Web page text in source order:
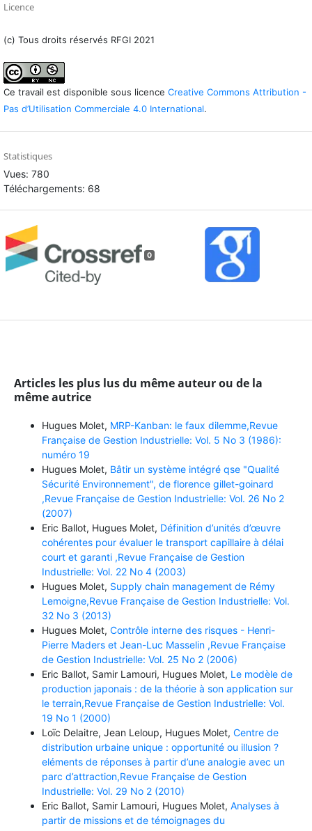
Licence
(c) Tous droits réservés RFGI 2021
Ce travail est disponible sous licence Creative Commons Attribution -
Pas d’Utilisation Commerciale 4.0 International.
Statistiques
Vues: 780
Téléchargements: 68
0
Articles les plus lus du même auteur ou de la
même autrice
Hugues Molet, MRP-Kanban: le faux dilemme,Revue
Française de Gestion Industrielle: Vol. 5 No 3 (1986):
numéro 19
Hugues Molet, Bâtir un système intégré qse "Qualité
Sécurité Environnement", de florence gillet-goinard
,Revue Française de Gestion Industrielle: Vol. 26 No 2
(2007)
Eric Ballot, Hugues Molet, Définition d’unités d’œuvre
cohérentes pour évaluer le transport capillaire à délai
court et garanti ,Revue Française de Gestion
Industrielle: Vol. 22 No 4 (2003)
Hugues Molet, Supply chain management de Rémy
Lemoigne,Revue Française de Gestion Industrielle: Vol.
32 No 3 (2013)
Hugues Molet, Contrôle interne des risques - Henri-
Pierre Maders et Jean-Luc Masselin ,Revue Française
de Gestion Industrielle: Vol. 25 No 2 (2006)
Eric Ballot, Samir Lamouri, Hugues Molet, Le modèle de
production japonais : de la théorie à son application sur
le terrain,Revue Française de Gestion Industrielle: Vol.
19 No 1 (2000)
Loïc Delaitre, Jean Leloup, Hugues Molet, Centre de
distribution urbaine unique : opportunité ou illusion ?
eléments de réponses à partir d’une analogie avec un
parc d’attraction,Revue Française de Gestion
Industrielle: Vol. 29 No 2 (2010)
Eric Ballot, Samir Lamouri, Hugues Molet, Analyses à
partir de missions et de témoignages du